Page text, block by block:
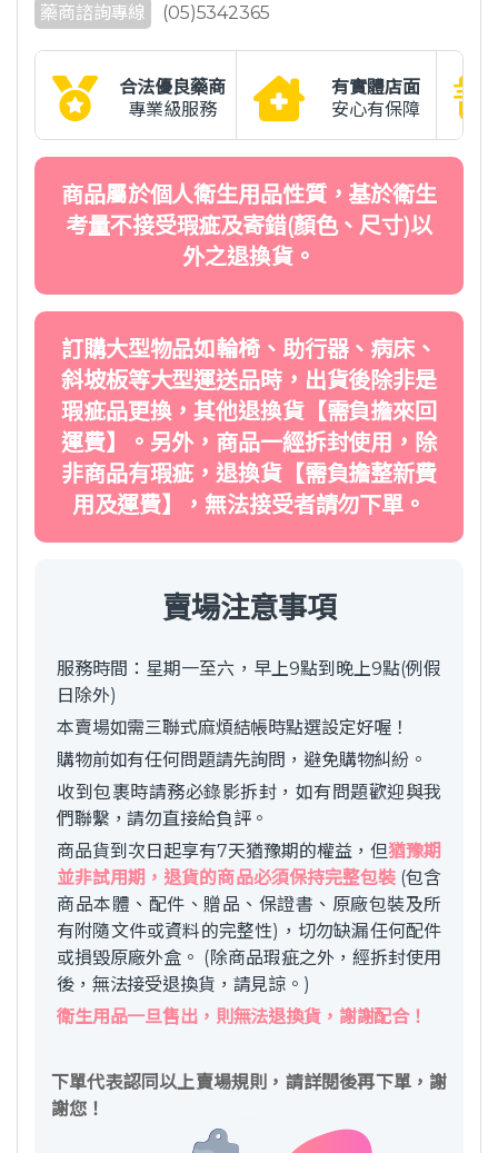
藥商諮詢專線 (05)5342365
合法優良藥商
專業級服務
有實體店面
安心有保障
商品屬於個人衛生用品性質，基於衛生
考量不接受瑕疵及寄錯(顏色、尺寸)以
外之退換貨。
訂購大型物品如輪椅、助行器、病床、
斜坡板等大型運送品時，出貨後除非是
瑕疵品更換，其他退換貨【需負擔來回
運費】。另外，商品一經拆封使用，除
非商品有瑕疵，退換貨【需負擔整新費
用及運費】，無法接受者請勿下單。
賣場注意事項
服務時間：星期一至六，早上9點到晚上9點(例假
日除外)
本賣場如需三聯式麻煩結帳時點選設定好喔！
購物前如有任何問題請先詢問，避免購物糾紛。
收到包裹時請務必錄影拆封，如有問題歡迎與我
們聯繫，請勿直接給負評。
商品貨到次日起享有7天猶豫期的權益，但猶豫期
並非試用期，退貨的商品必須保持完整包裝(包含
商品本體、配件、贈品、保證書、原廠包裝及所
有附隨文件或資料的完整性)，切勿缺漏任何配件
或損毀原廠外盒。 (除商品瑕疵之外，經拆封使用
後，無法接受退換貨，請見諒。)
衛生用品一旦售出，則無法退換貨，謝謝配合！
下單代表認同以上賣場規則，請詳閱後再下單，謝
謝您！